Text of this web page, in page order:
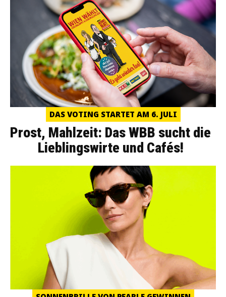
DAS VOTING STARTET AM 6. JULI
Prost, Mahlzeit: Das WBB sucht die
Lieblingswirte und Cafés!